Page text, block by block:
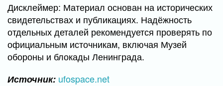
Дисклеймер: Материал основан на исторических
свидетельствах и публикациях. Надёжность
отдельных деталей рекомендуется проверять по
официальным источникам, включая Музей
обороны и блокады Ленинграда.
Источник: ufospace.net